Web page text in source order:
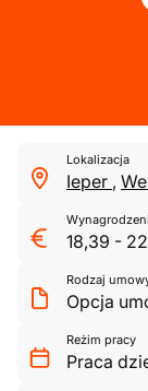
Lokalizacja
Ieper ,
18,39 -
Rodzaj
Opcja
Reżim pracy
Praca